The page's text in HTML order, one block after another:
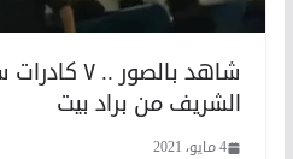
شاهد
الشريف من براد بيت
4 مايو، 2021